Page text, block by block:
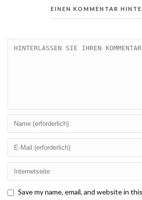
EINEN KOMMENTAR
Save my name, email, and website in